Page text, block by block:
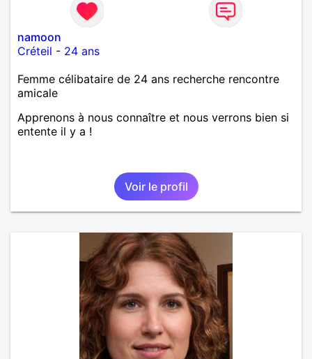
namoon
Créteil - 24 ans
Femme célibataire de 24 ans recherche rencontre
amicale
Apprenons à nous connaître et nous verrons bien si
entente il y a !
Voir le profil